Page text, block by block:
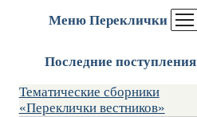
Меню Переклички
Последние поступления
Тематические сборники
«Переклички вестников»